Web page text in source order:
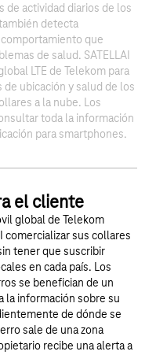
de actividad diarios de los
detecta
que
de salud. SATELLAI
LTE de Telekom para
ubicación y salud de los
a la nube. Los
toda la información
para smartphones.
el cliente
global de Telekom
comercializar sus collares
tener que suscribir
en cada país. Los
se benefician de un
la información sobre su
de dónde se
sale de una zona
recibe una alerta a